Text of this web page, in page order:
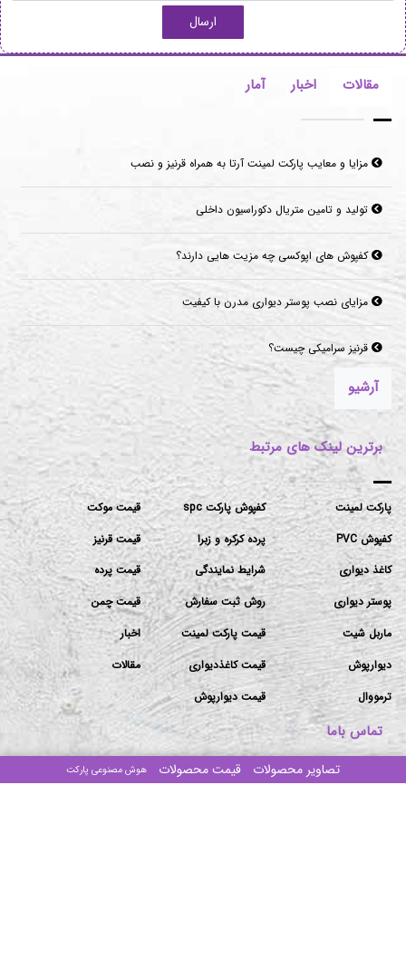
ارسال
مقالات اخبار آمار
تولید و تامین متریال دکوراسیون داخلی
کفپوش های اپوکسی چه مزیت هایی دارند؟
مزایای نصب پوستر دیواری مدرن با کیفیت
قرنیز سرامیکی چیست؟
موکت‌های مناسب برای فضاهای پرتردد و فضاهای اداری
آرشیو
برترین لینک های مرتبط
پارکت لمینت
کفپوش PVC
کاغذ دیواری
پوستر دیواری
ماربل شیت
دیوارپوش
ترمووال
کفپوش پارکت spc
پرده کرکره و زبرا
شرایط نمایندگی
روش ثبت سفارش
قیمت پارکت لمینت
قیمت کاغذدیواری
قیمت دیوارپوش
قیمت موکت
قیمت قرنیز
قیمت پرده
قیمت چمن
اخبار
مقالات
تماس باما
دفتر مرکزی: تهران-بزرگراه ستاری جنوب-ابتدای پیامبر غربی
تصاویر محصولات قیمت محصولات هوش مصنوعی پارکت